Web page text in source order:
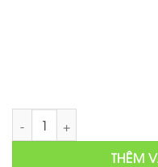
Mẫu web bán hàng điện
THÊM